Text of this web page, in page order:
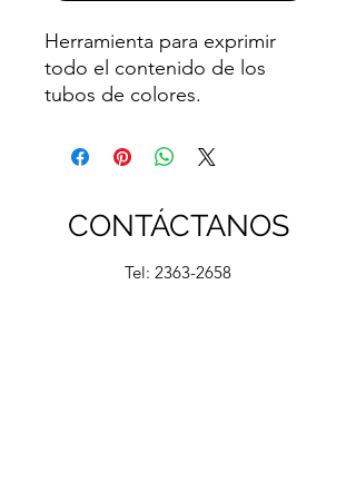
Herramienta para exprimir
todo el contenido de los
tubos de colores.
Agarre fácil de girar
TALLA PEQUEÑA
CONTÁCTANOS
Tel: 2363-2658